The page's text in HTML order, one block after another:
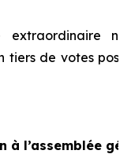
tiers de votes
l’assemblée